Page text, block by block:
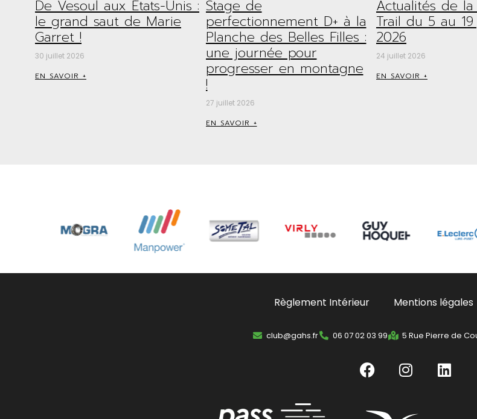
De Vesoul aux États-Unis :
le grand saut de Marie
Garret !
30 juillet 2026
EN SAVOIR +
Stage de
perfectionnement D+ à la
Planche des Belles Filles :
une journée pour
progresser en montagne
!
27 juillet 2026
EN SAVOIR +
Actualités de
Trail du 5 au
2026
24 juillet 2026
EN SAVOIR +
Règlement Intérieur Mentions légales
club@gahs.fr 06 07 02 03 99 5 Rue Pierre de